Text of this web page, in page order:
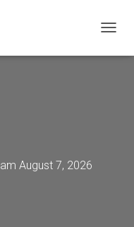
am August 7, 2026